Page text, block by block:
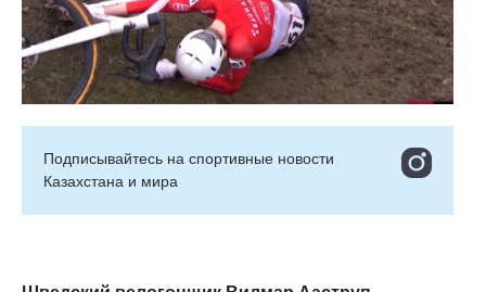
Подписывайтесь на cпортивные новости
Казахстана и мира